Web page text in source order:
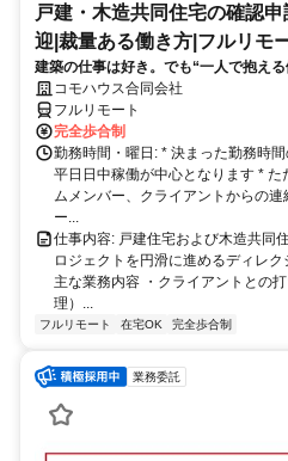
戸建・木造共同住宅の確認
迎|裁量ある働き方|フルリモ
建築の仕事は好き。でも“一人で抱え
か？ 図面や法規チェックは専門チーム
かす役割”に集中できます。
コモハウス合同会社
フルリモート
完全歩合制
勤務時間・曜日: * 決まった勤務時
平日日中稼働が中心となります *
ムメンバー、クライアントからの
ー...
仕事内容: 戸建住宅および木造共同
ロジェクトを円滑に進めるディレ
主な業務内容 ・クライアントとの
理）...
フルリモート 在宅OK 完全歩合制
業務委託